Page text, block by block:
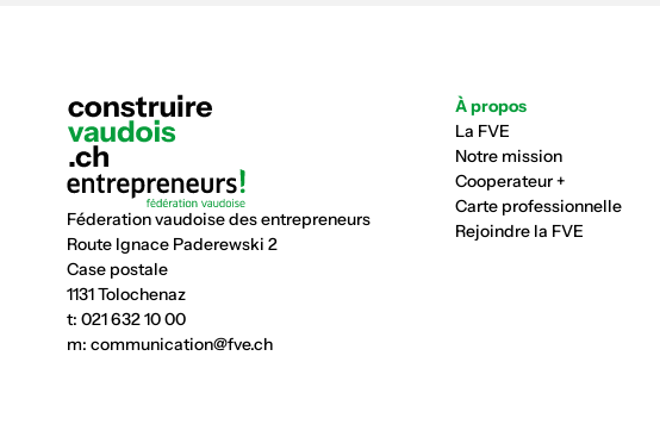
Féderation vaudoise des entrepreneurs
Route Ignace Paderewski 2
Case postale
1131 Tolochenaz
t: 021 632 10 00
m: communication@fve.ch
À propos
La FVE
Notre mission
Cooperateur +
Carte professionnelle
Rejoindre la FVE